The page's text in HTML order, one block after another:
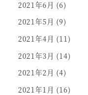
2021年6月 (6)
2021年5月 (9)
2021年4月 (11)
2021年3月 (14)
2021年2月 (4)
2021年1月 (16)